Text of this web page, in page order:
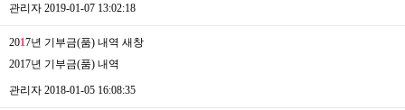
관리자 2019-01-07 13:02:18
2017년 기부금(품) 내역 새창
2017년 기부금(품) 내역
관리자 2018-01-05 16:08:35